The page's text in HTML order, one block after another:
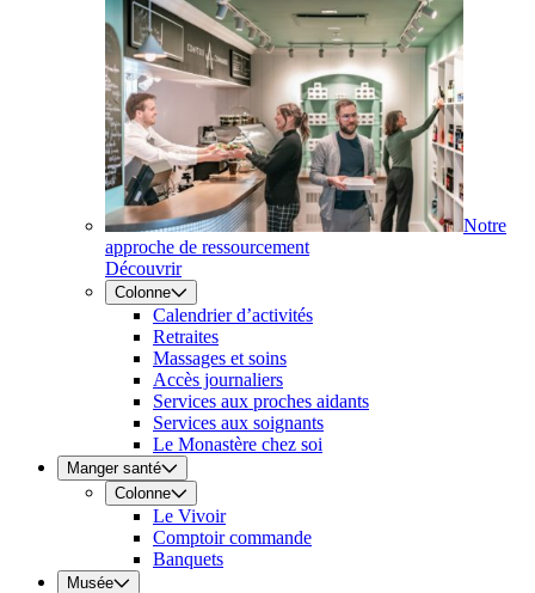
Notre
approche de ressourcement
Découvrir
Colonne
Calendrier d’activités
Retraites
Massages et soins
Accès journaliers
Services aux proches aidants
Services aux soignants
Le Monastère chez soi
Manger santé
Colonne
Le Vivoir
Comptoir commande
Banquets
Musée